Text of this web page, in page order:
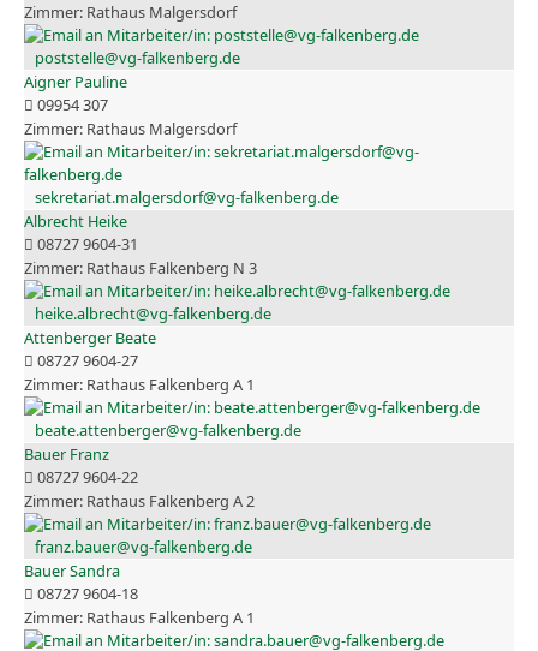
Rathaus Malgersdorf
poststelle@vg-falkenberg.de
Aigner Pauline
09954 307
Rathaus Malgersdorf
sekretariat.malgersdorf@vg-falkenberg.de
Albrecht Heike
08727 9604-31
Rathaus Falkenberg N 3
heike.albrecht@vg-falkenberg.de
Attenberger Beate
08727 9604-27
Rathaus Falkenberg A 1
beate.attenberger@vg-falkenberg.de
Bauer Franz
08727 9604-22
Rathaus Falkenberg A 2
franz.bauer@vg-falkenberg.de
Bauer Sandra
08727 9604-18
Rathaus Falkenberg A 1